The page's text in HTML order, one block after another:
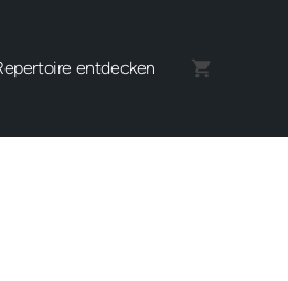
entdecken